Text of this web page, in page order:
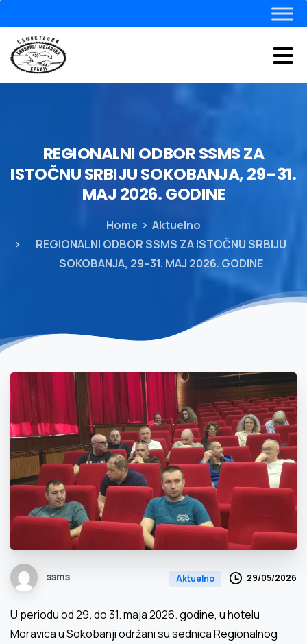
REGIONALNI ODBORSSMSZA
ISTOČNUSRBIJUSOKOBANJA,29–31.
MAJ 2026.GODINE
Home
Aktuelno
REGIONALNI ODBOR SSMS ZA ISTOČNU SRBIJU
SOKOBANJA, 29–31. MAJ 2026. GODINE
ssms Aktuelno 29/05/2026
U periodu od 29. do 31. maja 2026. godine, u hotelu
Moravica u Sokobanji održani su sednica Regionalnog